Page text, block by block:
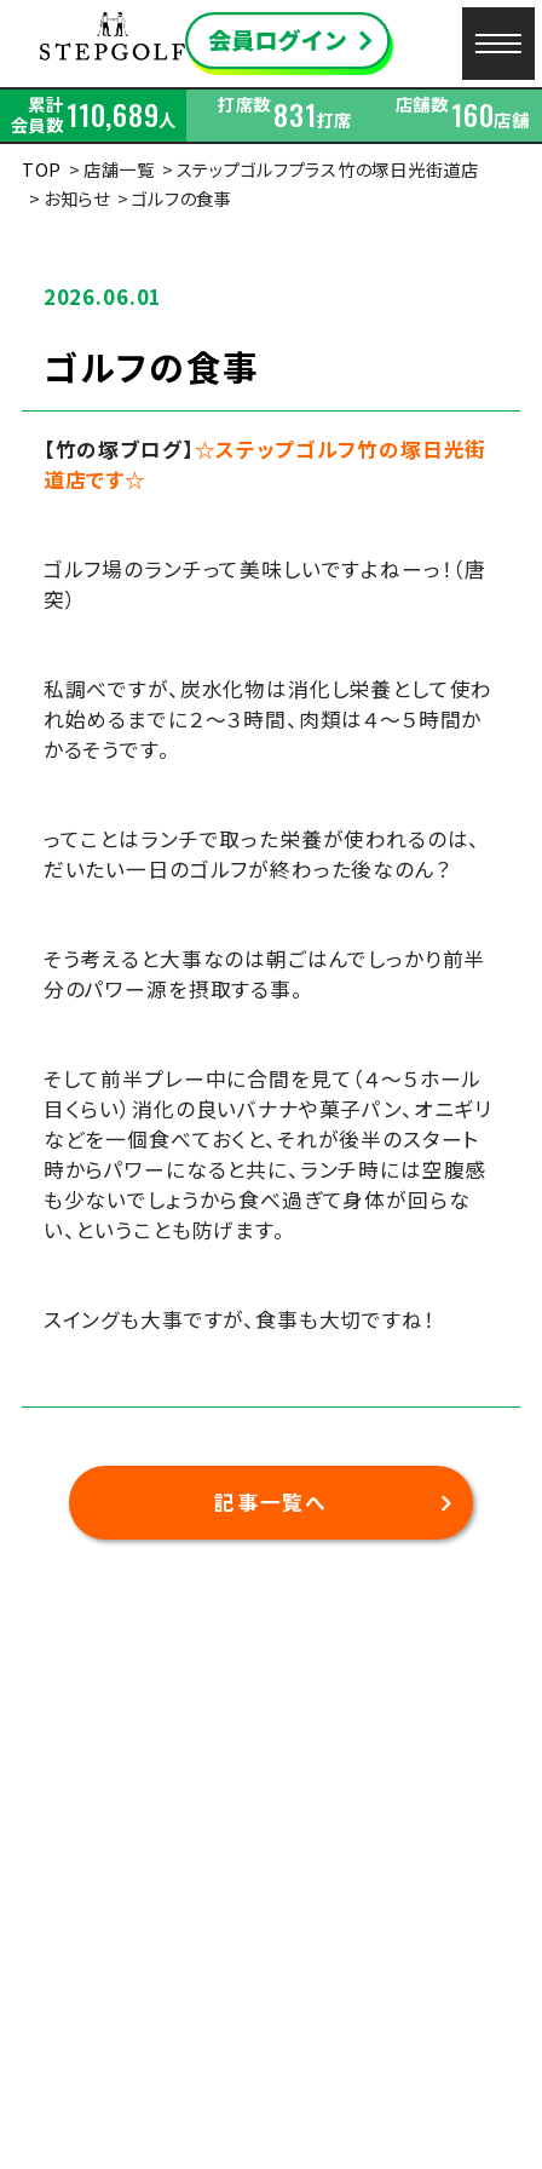
累計
会員数110,689人
打席数831打席
店舗数160店舗
TOP
店舗一覧
ステップゴルフプラス竹の塚日光街道店
お知らせ
ゴルフの食事
2026.06.01
ゴルフの食事
【竹の塚ブログ】☆ステップゴルフ竹の塚日光街
道店です☆
ゴルフ場のランチって美味しいですよねーっ！（唐
突）
私調べですが、炭水化物は消化し栄養として使わ
れ始めるまでに２～３時間、肉類は４～５時間か
かるそうです。
ってことはランチで取った栄養が使われるのは、
だいたい一日のゴルフが終わった後なのん？
そう考えると大事なのは朝ごはんでしっかり前半
分のパワー源を摂取する事。
そして前半プレー中に合間を見て（４～５ホール
目くらい）消化の良いバナナや菓子パン、オニギリ
などを一個食べておくと、それが後半のスタート
時からパワーになると共に、ランチ時には空腹感
も少ないでしょうから食べ過ぎて身体が回らな
い、ということも防げます。
スイングも大事ですが、食事も大切ですね！
記事一覧へ